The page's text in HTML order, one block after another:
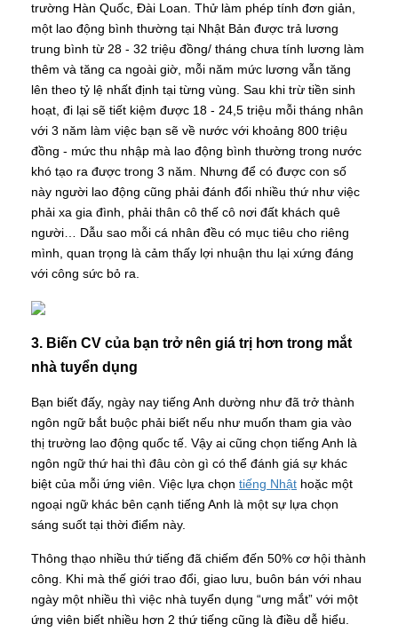
trường Hàn Quốc, Đài Loan. Thử làm phép tính đơn giản,
một lao động bình thường tại Nhật Bản được trả lương
trung bình từ 28 - 32 triệu đồng/ tháng chưa tính lương làm
thêm và tăng ca ngoài giờ, mỗi năm mức lương vẫn tăng
lên theo tỷ lệ nhất định tại từng vùng. Sau khi trừ tiền sinh
hoạt, đi lại sẽ tiết kiệm được 18 - 24,5 triệu mỗi tháng nhân
với 3 năm làm việc bạn sẽ về nước với khoảng 800 triệu
đồng - mức thu nhập mà lao động bình thường trong nước
khó tạo ra được trong 3 năm. Nhưng để có được con số
này người lao động cũng phải đánh đổi nhiều thứ như việc
phải xa gia đình, phải thân cô thế cô nơi đất khách quê
người… Dẫu sao mỗi cá nhân đều có mục tiêu cho riêng
mình, quan trọng là cảm thấy lợi nhuận thu lại xứng đáng
với công sức bỏ ra.
3. Biến CV của bạn trở nên giá trị hơn trong mắt
nhà tuyển dụng
Bạn biết đấy, ngày nay tiếng Anh dường như đã trở thành
ngôn ngữ bắt buộc phải biết nếu như muốn tham gia vào
thị trường lao động quốc tế. Vậy ai cũng chọn tiếng Anh là
ngôn ngữ thứ hai thì đâu còn gì có thể đánh giá sự khác
biệt của mỗi ứng viên. Việc lựa chọn tiếng Nhật hoặc một
ngoại ngữ khác bên cạnh tiếng Anh là một sự lựa chọn
sáng suốt tại thời điểm này.
Thông thạo nhiều thứ tiếng đã chiếm đến 50% cơ hội thành
công. Khi mà thế giới trao đổi, giao lưu, buôn bán với nhau
ngày một nhiều thì việc nhà tuyển dụng “ưng mắt” với một
ứng viên biết nhiều hơn 2 thứ tiếng cũng là điều dễ hiểu.